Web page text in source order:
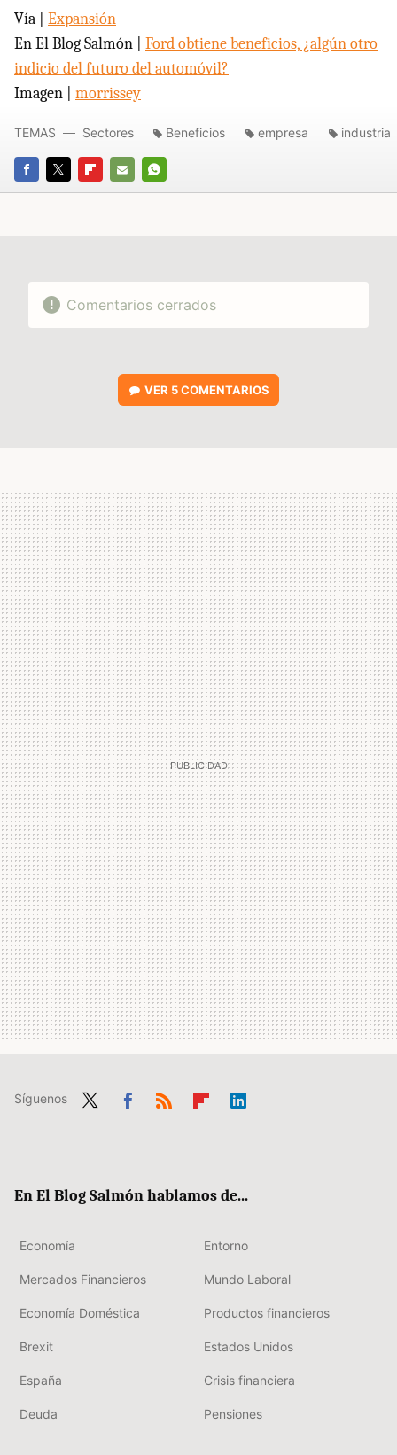
Vía | Expansión
En El Blog Salmón | Ford obtiene beneficios, ¿algún otro
indicio del futuro del automóvil?
Imagen | morrissey
FACEBOOK
TWITTERFLIPBOARD
E-
WHATSAPP
TEMAS Sectores Beneficios empresa industria
Comentarios cerrados
VER 5 COMENTARIOS
Síguenos
En El Blog Salmón hablamos de...
Economía Entorno
Mercados Financieros Mundo Laboral
Economía Doméstica Productos financieros
Brexit Estados Unidos
España Crisis financiera
Deuda Pensiones